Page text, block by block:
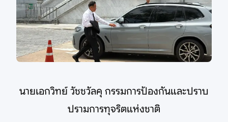
นายเอกวิทย์ วัชชวัลคุ กรรมการป้องกันและปราบ
ปรามการทุจริตแห่งชาติ